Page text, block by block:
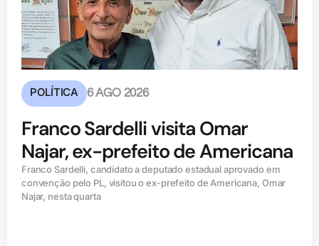
POLÍTICA 6 AGO 2026
Franco Sardelli visita Omar
Najar, ex-prefeito de Americana
Franco Sardelli, candidato a deputado estadual aprovado em
convenção pelo PL, visitou o ex-prefeito de Americana, Omar
Najar, nesta quarta